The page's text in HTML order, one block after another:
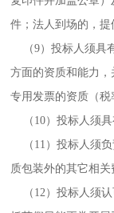
件；法人到场的，提
（9）投标人须具
方面的资质和能力
专用发票的资质（税
（10）投标人须具
（11）投标人须负
质包装外的其它相关
（12）投标人须认